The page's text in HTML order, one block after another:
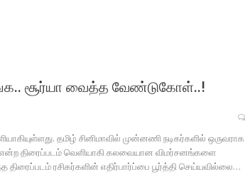
சூர்யா வைத்த வேண்டுகோள்..!
தமிழ் சினிமாவில் முன்னணி நடிகர்களில் ஒருவராக
என்ற திரைப்படம் வெளியாகி கலவையான விமர்சனங்களை
திரைப்படம் ரசிகர்களின் எதிர்பார்ப்பை பூர்த்தி செய்யவில்லை…